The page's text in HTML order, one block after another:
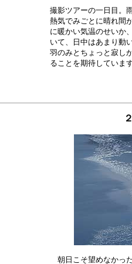
撮影ツアーの一日目。
熱気でみごとに晴れ間
に暖かい気温のせいか
いて、日中はあまり動
羽のみとちょっと寂し
朝日こそ望めなかっ